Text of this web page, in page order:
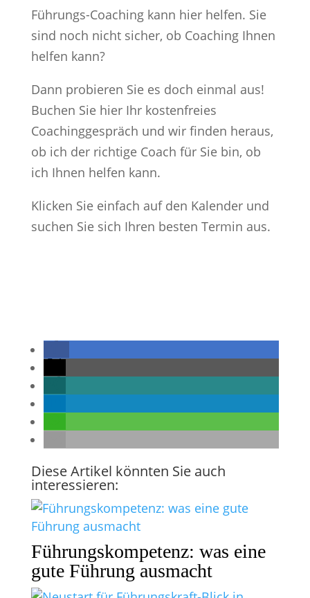
Führungs-Coaching kann hier helfen. Sie
sind noch nicht sicher, ob Coaching Ihnen
helfen kann?
Dann probieren Sie es doch einmal aus!
Buchen Sie hier Ihr kostenfreies
Coachinggespräch und wir finden heraus,
ob ich der richtige Coach für Sie bin, ob
ich Ihnen helfen kann.
Klicken Sie einfach auf den Kalender und
suchen Sie sich Ihren besten Termin aus.
Diese Artikel könnten Sie auch
interessieren:
Führungskompetenz: was eine
gute Führung ausmacht